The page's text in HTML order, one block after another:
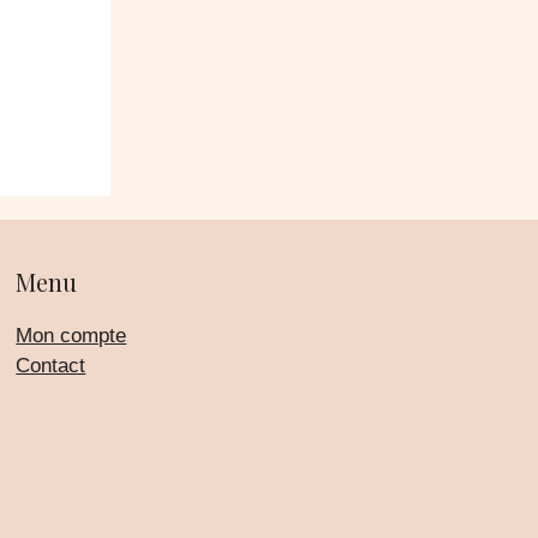
Menu
Mon compte
Contact